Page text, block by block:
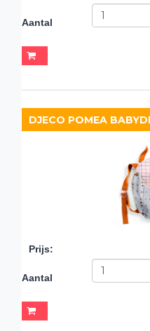
Aantal
Prijs:
Aantal